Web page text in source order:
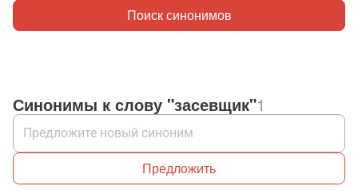
Поиск синонимов
Синонимы к слову "засевщик"1
Предложить